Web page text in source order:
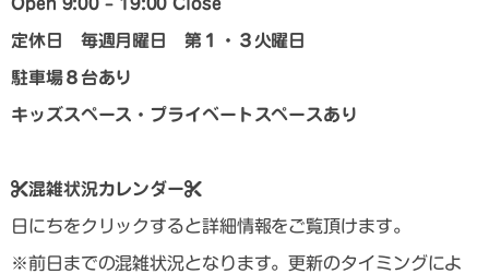
定休日 毎週月曜日 第１・３火曜日
駐車場８台あり
キッズスペース・プライベートスペースあり
混雑状況カレンダー
日にちをクリックすると詳細情報をご覧頂けます。
※前日までの混雑状況となります。更新のタイミングによ